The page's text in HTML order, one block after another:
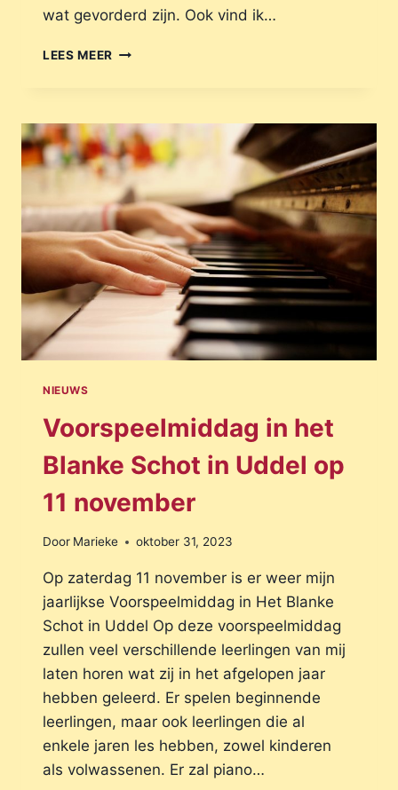
wat gevorderd zijn. Ook vind ik…
LEES MEER
NIEUWS
Voorspeelmiddag in het
Blanke Schot in Uddel op
11 november
Door Marieke oktober 31, 2023
Op zaterdag 11 november is er weer mijn
jaarlijkse Voorspeelmiddag in Het Blanke
Schot in Uddel Op deze voorspeelmiddag
zullen veel verschillende leerlingen van mij
laten horen wat zij in het afgelopen jaar
hebben geleerd. Er spelen beginnende
leerlingen, maar ook leerlingen die al
enkele jaren les hebben, zowel kinderen
als volwassenen. Er zal piano…